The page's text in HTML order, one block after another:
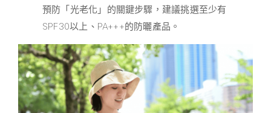
預防「光老化」的關鍵步驟，建議挑選至少有
SPF30以上、PA+++的防曬產品。